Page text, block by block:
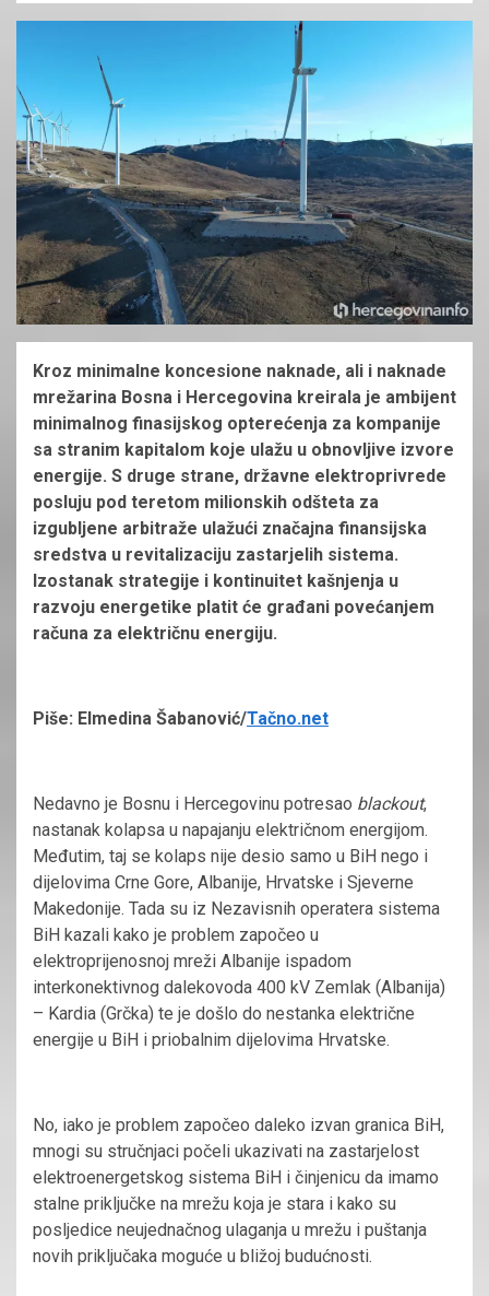
Kroz minimalne koncesione naknade, ali i naknade
mrežarina Bosna i Hercegovina kreirala je ambijent
minimalnog finasijskog opterećenja za kompanije
sa stranim kapitalom koje ulažu u obnovljive izvore
energije. S druge strane, državne elektroprivrede
posluju pod teretom milionskih odšteta za
izgubljene arbitraže ulažući značajna finansijska
sredstva u revitalizaciju zastarjelih sistema.
Izostanak strategije i kontinuitet kašnjenja u
razvoju energetike platit će građani povećanjem
računa za električnu energiju.
Piše: Elmedina Šabanović/Tačno.net
Nedavno je Bosnu i Hercegovinu potresao blackout,
nastanak kolapsa u napajanju električnom energijom.
Međutim, taj se kolaps nije desio samo u BiH nego i
dijelovima Crne Gore, Albanije, Hrvatske i Sjeverne
Makedonije. Tada su iz Nezavisnih operatera sistema
BiH kazali kako je problem započeo u
elektroprijenosnoj mreži Albanije ispadom
interkonektivnog dalekovoda 400 kV Zemlak (Albanija)
– Kardia (Grčka) te je došlo do nestanka električne
energije u BiH i priobalnim dijelovima Hrvatske.
No, iako je problem započeo daleko izvan granica BiH,
mnogi su stručnjaci počeli ukazivati na zastarjelost
elektroenergetskog sistema BiH i činjenicu da imamo
stalne priključke na mrežu koja je stara i kako su
posljedice neujednačnog ulaganja u mrežu i puštanja
novih priključaka moguće u bližoj budućnosti.